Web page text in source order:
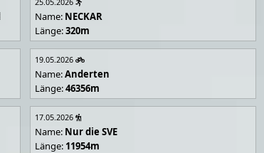
Name: NECKAR
Länge:320m
19.05.2026
Name:Anderten
Länge:46356m
17.05.2026
Name: Nur die SVE
Länge: 11954m